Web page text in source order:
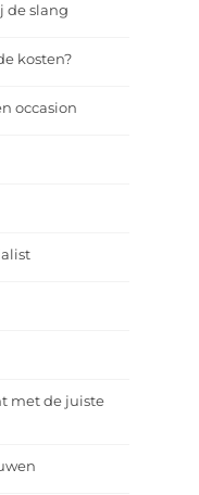
de slang
kosten?
occasion
met de juiste